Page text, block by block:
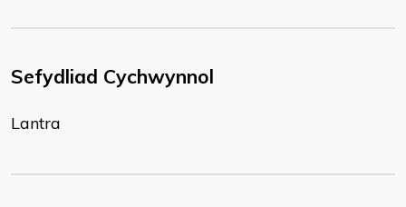
Sefydliad Cychwynnol
Lantra